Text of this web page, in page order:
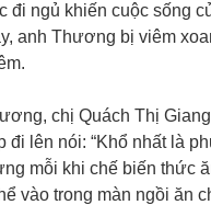
đi ngủ khiến cuộc sống
anh Thương bị viêm
chị Quách Thị
lên nói: “Khổ nhất là
mỗi khi chế biến thức
vào trong màn ngồi ăn